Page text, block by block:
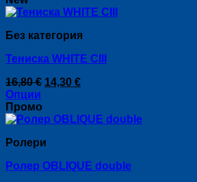
the
page
Без категория
Тениска WHITE CIII
16,80€ Original
16,80 €.
14,30 €Текущата
14,30 €.
Опции
This
product
multiple
The
Промо
Ролери
Ролер OBLIQUE double